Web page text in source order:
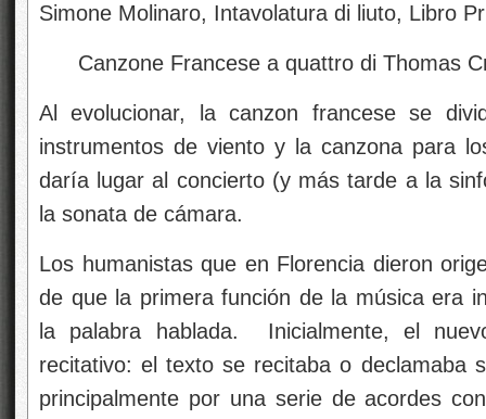
Simone Molinaro, Intavolatura di liuto, Libro
Canzone Francese a quattro di Thomas
Al evolucionar, la canzon francese se
instrumentos de viento y la canzona para
daría lugar al concierto (y más tarde a la
la sonata de cámara.
Los humanistas que en Florencia dieron
de que la primera función de la música era
la palabra hablada. Inicialmente, el
recitativo: el texto se recitaba o declamaba
principalmente por una serie de acordes